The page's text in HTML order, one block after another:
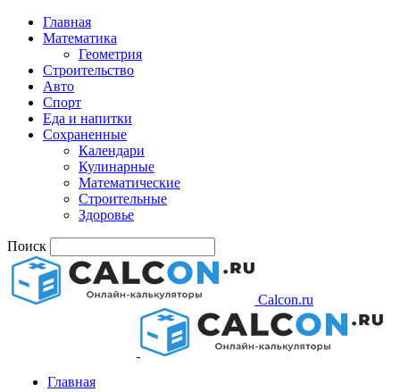
Главная
Математика
Геометрия
Строительство
Авто
Спорт
Еда и напитки
Сохраненные
Календари
Кулинарные
Математические
Строительные
Здоровье
Поиск
Calcon.ru
Главная